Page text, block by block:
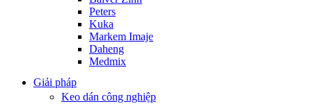
Peters
Kuka
Markem Imaje
Daheng
Medmix
Giải pháp
Keo dán công nghiệp